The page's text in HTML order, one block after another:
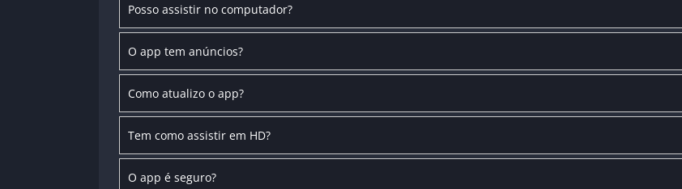
Posso assistir no computador?
O app tem anúncios?
Como atualizo o app?
Tem como assistir em HD?
O app é seguro?